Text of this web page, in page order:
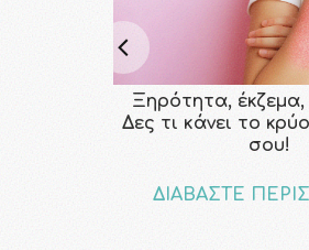
Ξηρότητα, έκζεμα,
Δες τι κάνει το
σου!
ΔΙΑΒΑΣΤΕ